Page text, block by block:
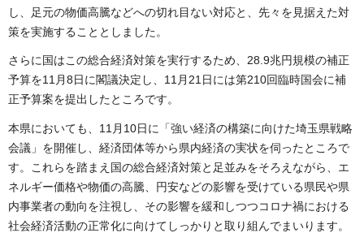
し、足元の物価高騰などへの切れ目ない対応と、先々を見据えた対
策を実施することとしました。
さらに国はこの総合経済対策を実行するため、28.9兆円規模の補正
予算を11月8日に閣議決定し、11月21日には第210回臨時国会に補
正予算案を提出したところです。
本県においても、11月10日に「強い経済の構築に向けた埼玉県戦略
会議」を開催し、経済団体等から県内経済の実状を伺ったところで
す。これらを踏まえ国の総合経済対策と足並みをそろえながら、エ
ネルギー価格や物価の高騰、円安などの影響を受けている県民や県
内事業者の動向を注視し、その影響を緩和しつつコロナ禍における
社会経済活動の正常化に向けてしっかりと取り組んでまいります。